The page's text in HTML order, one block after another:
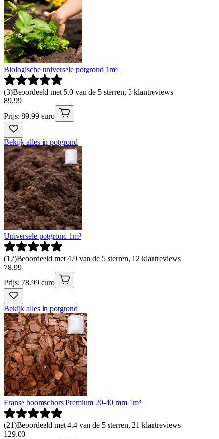
Biologische universele potgrond 1m³
(3)Beoordeeld met 5.0 van de 5 sterren, 3 klantreviews
89.99
Prijs: 89.99 euro
Bekijk alles in potgrond
Universele potgrond 1m³
(12)Beoordeeld met 4.9 van de 5 sterren, 12 klantreviews
78.99
Prijs: 78.99 euro
Bekijk alles in potgrond
Franse boomschors Premium 20-40 mm 1m³
(21)Beoordeeld met 4.4 van de 5 sterren, 21 klantreviews
129.00